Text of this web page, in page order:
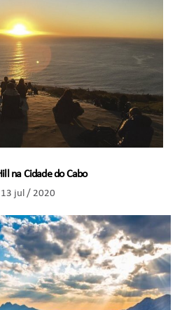
na Cidade do Cabo
13 jul / 2020